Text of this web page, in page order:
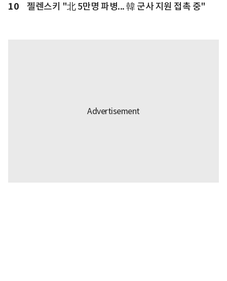
10 젤렌스키 "北 5만명 파병... 韓 군사 지원 접촉 중"